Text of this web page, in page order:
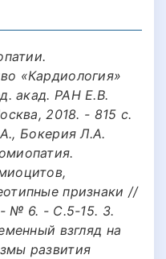
«Кардиология»
акад. РАН Е.В.
2018. - 815 с.
Бокерия Л.А.
признаки //
- № 6. - С.5-15. 3.
взгляд на
развития